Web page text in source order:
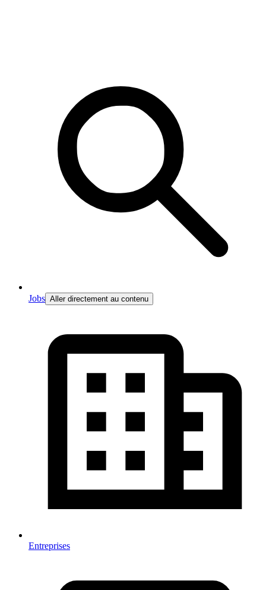
Jobs Aller directement au contenu
Entreprises